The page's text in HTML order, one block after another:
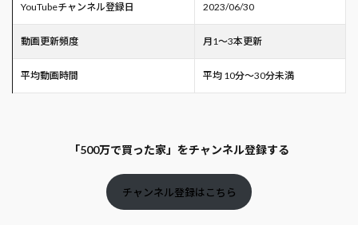
YouTubeチャンネル登録日 2023/06/30
動画更新頻度 月1～3本更新
平均動画時間 平均 10分～30分未満
「500万で買った家」をチャンネル登録する
チャンネル登録はこちら